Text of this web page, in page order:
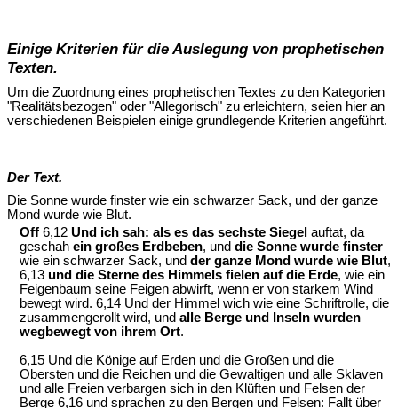
Einige Kriterien für die Auslegung von prophetischen
Texten.
Um die Zuordnung eines prophetischen Textes zu den Kategorien
"Realitätsbezogen" oder "Allegorisch" zu erleichtern, seien hier an
verschiedenen Beispielen einige grundlegende Kriterien angeführt.
Der Text.
Die Sonne wurde finster wie ein schwarzer Sack, und der ganze
Mond wurde wie Blut.
Off 6,12 Und ich sah: als es das sechste Siegel auftat, da
geschah ein großes Erdbeben, und die Sonne wurde finster
wie ein schwarzer Sack, und der ganze Mond wurde wie Blut,
6,13 und die Sterne des Himmels fielen auf die Erde, wie ein
Feigenbaum seine Feigen abwirft, wenn er von starkem Wind
bewegt wird. 6,14 Und der Himmel wich wie eine Schriftrolle, die
zusammengerollt wird, und alle Berge und Inseln wurden
wegbewegt von ihrem Ort.
6,15 Und die Könige auf Erden und die Großen und die
Obersten und die Reichen und die Gewaltigen und alle Sklaven
und alle Freien verbargen sich in den Klüften und Felsen der
Berge 6,16 und sprachen zu den Bergen und Felsen: Fallt über